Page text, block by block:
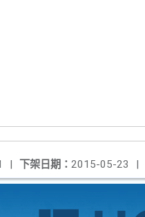
下架日期： 2015-05-23 |
|